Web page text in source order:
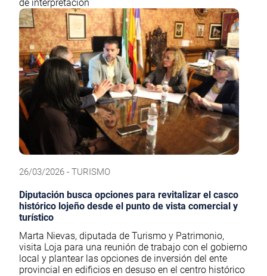
de interpretación
26/03/2026 - TURISMO
Diputación busca opciones para revitalizar el casco
histórico lojeño desde el punto de vista comercial y
turístico
Marta Nievas, diputada de Turismo y Patrimonio,
visita Loja para una reunión de trabajo con el gobierno
local y plantear las opciones de inversión del ente
provincial en edificios en desuso en el centro histórico